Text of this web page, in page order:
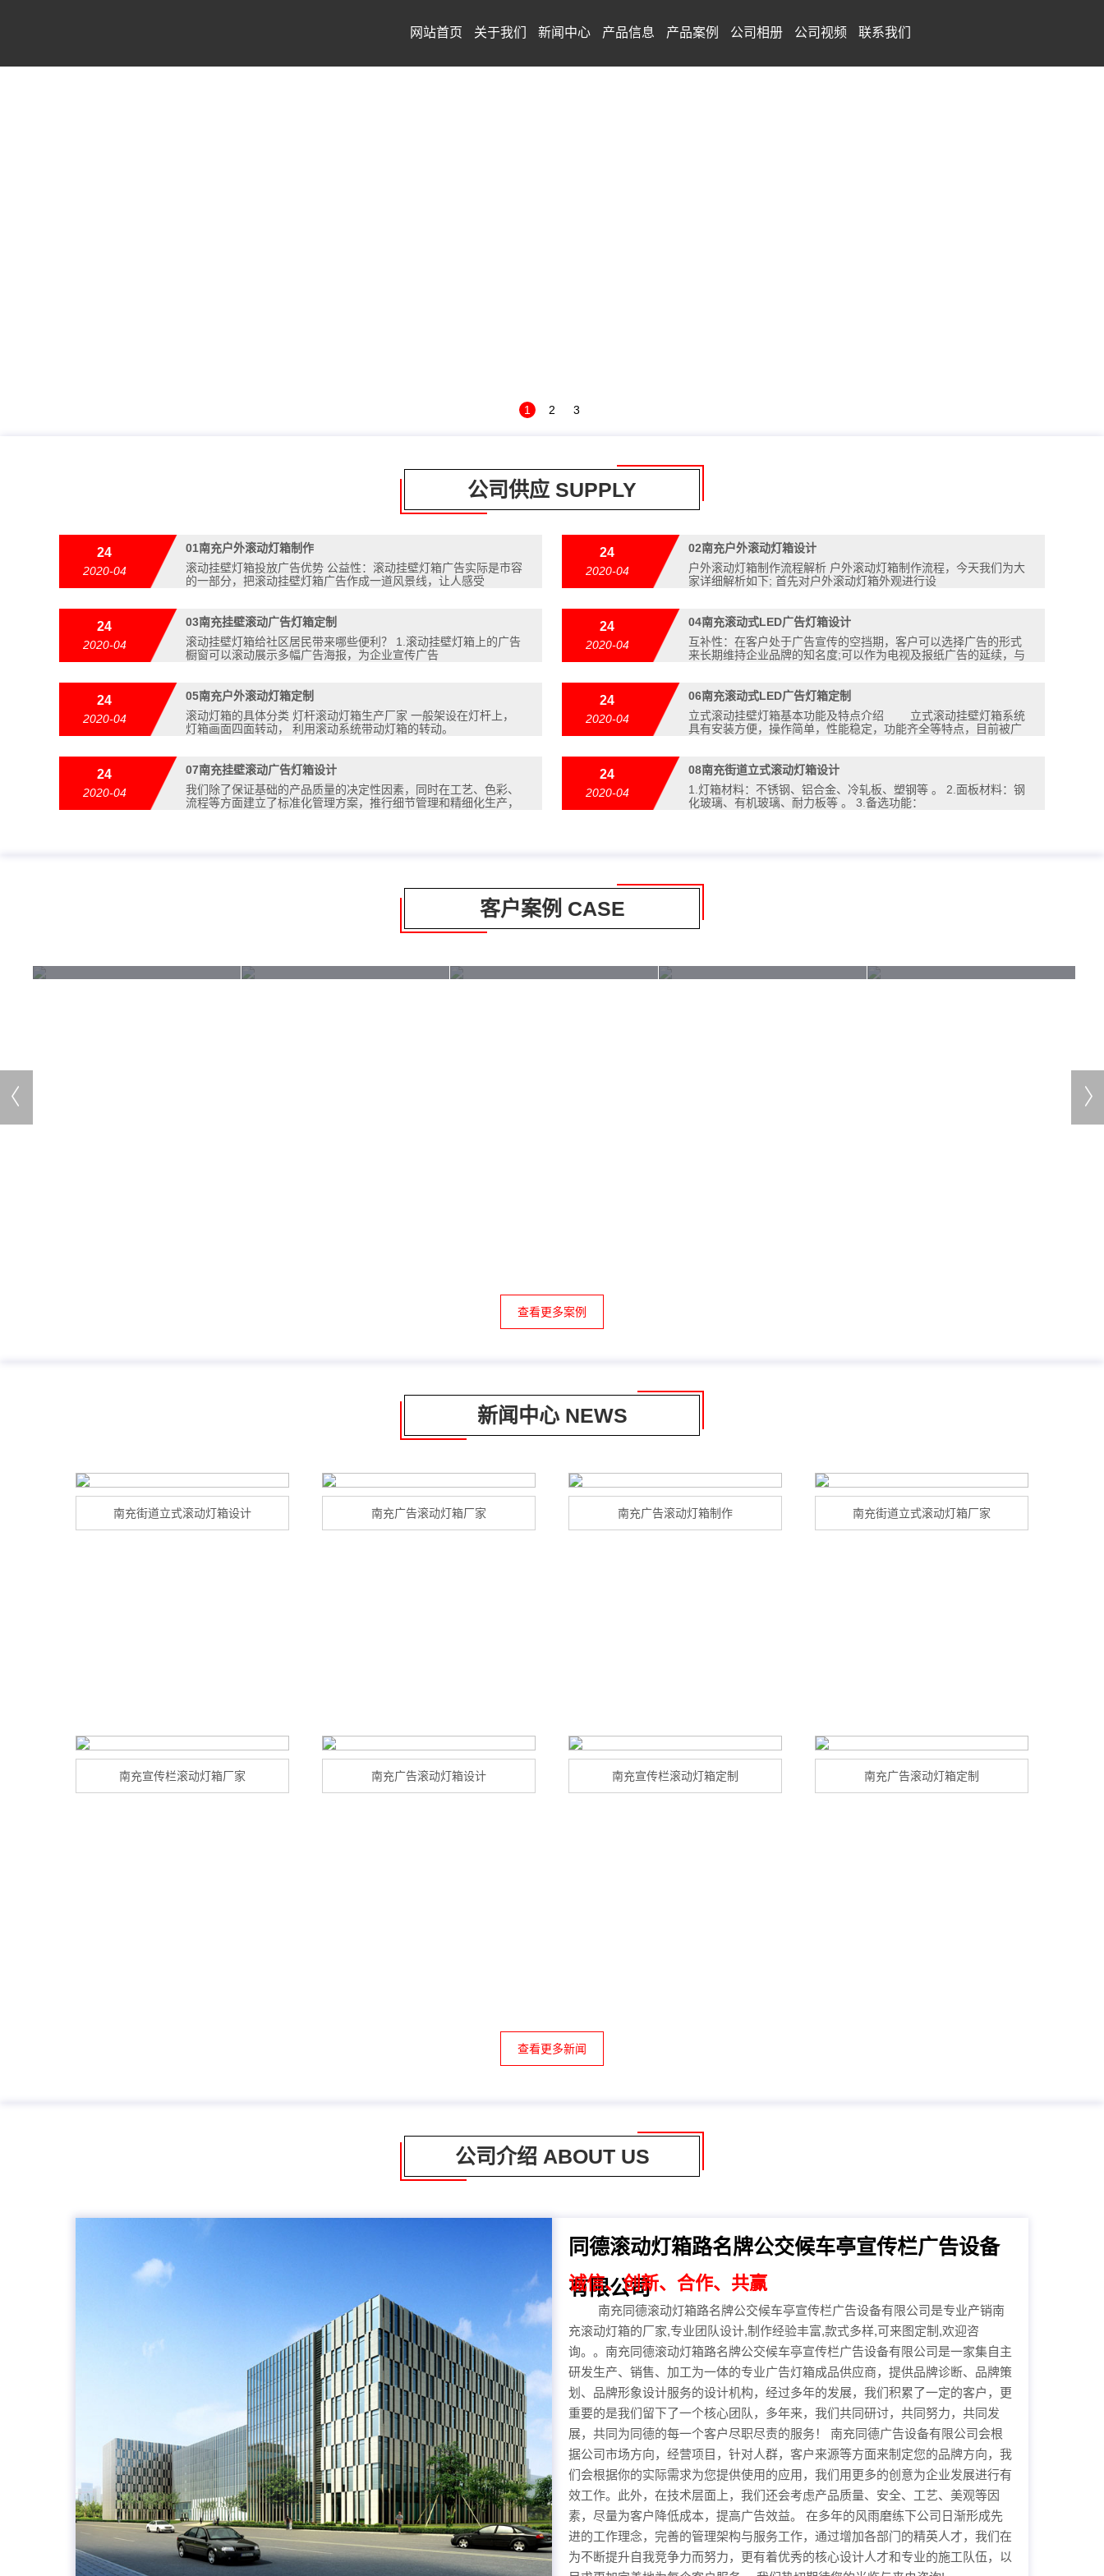
网站首页 关于我们 新闻中心 产品信息 产品案例 公司相册 公司视频 联系我们
1 2 3
公司供应 SUPPLY
24
2020-04
01南充户外滚动灯箱制作
滚动挂壁灯箱投放广告优势 公益性：滚动挂壁灯箱广告实际是市容
的一部分，把滚动挂壁灯箱广告作成一道风景线，让人感受
24
2020-04
02南充户外滚动灯箱设计
户外滚动灯箱制作流程解析 户外滚动灯箱制作流程，今天我们为大
家详细解析如下; 首先对户外滚动灯箱外观进行设
24
2020-04
03南充挂壁滚动广告灯箱定制
滚动挂壁灯箱给社区居民带来哪些便利？ 1.滚动挂壁灯箱上的广告
橱窗可以滚动展示多幅广告海报，为企业宣传广告
24
2020-04
04南充滚动式LED广告灯箱设计
互补性：在客户处于广告宣传的空挡期，客户可以选择广告的形式
来长期维持企业品牌的知名度;可以作为电视及报纸广告的延续，与
24
2020-04
05南充户外滚动灯箱定制
滚动灯箱的具体分类 灯杆滚动灯箱生产厂家 一般架设在灯杆上，
灯箱画面四面转动， 利用滚动系统带动灯箱的转动。
24
2020-04
06南充滚动式LED广告灯箱定制
立式滚动挂壁灯箱基本功能及特点介绍 立式滚动挂壁灯箱系统
具有安装方便，操作简单，性能稳定，功能齐全等特点，目前被广
24
2020-04
07南充挂壁滚动广告灯箱设计
我们除了保证基础的产品质量的决定性因素，同时在工艺、色彩、
流程等方面建立了标准化管理方案，推行细节管理和精细化生产，
24
2020-04
08南充街道立式滚动灯箱设计
1.灯箱材料：不锈钢、铝合金、冷轧板、塑钢等 。 2.面板材料：钢
化玻璃、有机玻璃、耐力板等 。 3.备选功能：
客户案例 CASE
查看更多案例
新闻中心 NEWS
南充街道立式滚动灯箱设计 南充广告滚动灯箱厂家 南充广告滚动灯箱制作 南充街道立式滚动灯箱厂家
南充宣传栏滚动灯箱厂家 南充广告滚动灯箱设计 南充宣传栏滚动灯箱定制 南充广告滚动灯箱定制
查看更多新闻
公司介绍 ABOUT US
同德滚动灯箱路名牌公交候车亭宣传栏广告设备
有限公司
诚信、创新、合作、共赢
南充同德滚动灯箱路名牌公交候车亭宣传栏广告设备有限公司是专业产销南
充滚动灯箱的厂家,专业团队设计,制作经验丰富,款式多样,可来图定制,欢迎咨
询。。南充同德滚动灯箱路名牌公交候车亭宣传栏广告设备有限公司是一家集自主
研发生产、销售、加工为一体的专业广告灯箱成品供应商，提供品牌诊断、品牌策
划、品牌形象设计服务的设计机构，经过多年的发展，我们积累了一定的客户，更
重要的是我们留下了一个核心团队，多年来，我们共同研讨，共同努力，共同发
展，共同为同德的每一个客户尽职尽责的服务！ 南充同德广告设备有限公司会根
据公司市场方向，经营项目，针对人群，客户来源等方面来制定您的品牌方向，我
们会根据你的实际需求为您提供使用的应用，我们用更多的创意为企业发展进行有
效工作。此外，在技术层面上，我们还会考虑产品质量、安全、工艺、美观等因
素，尽量为客户降低成本，提高广告效益。 在多年的风雨磨练下公司日渐形成先
进的工作理念，完善的管理架构与服务工作，通过增加各部门的精英人才，我们在
为不断提升自我竞争力而努力，更有着优秀的核心设计人才和专业的施工队伍，以